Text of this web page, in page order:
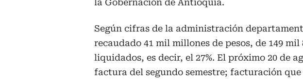
la Gobernación de Antioquia.
Según cifras de la administración
recaudado 41 mil millones de pesos, de 149 mil
liquidados, es decir, el 27%. El próximo 20 de
factura del segundo semestre; facturación